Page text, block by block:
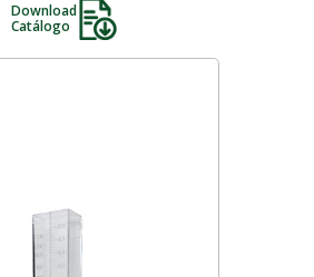
Download
Catálogo